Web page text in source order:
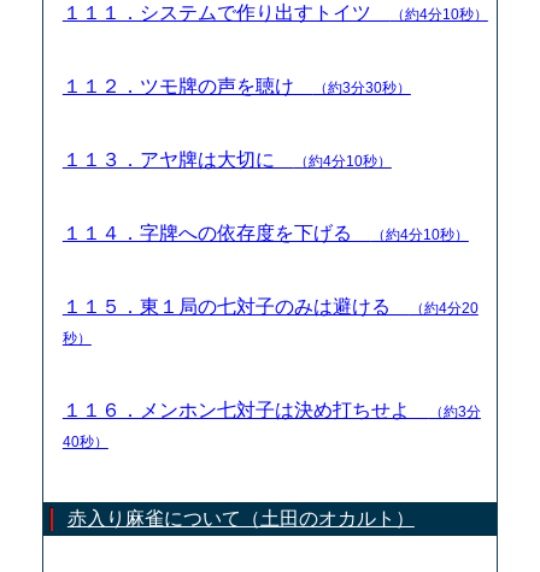
１１１．システムで作り出すトイツ （約4分10秒）
１１２．ツモ牌の声を聴け （約3分30秒）
１１３．アヤ牌は大切に （約4分10秒）
１１４．字牌への依存度を下げる （約4分10秒）
１１５．東１局の七対子のみは避ける
（約4分20
秒）
１１６．メンホン七対子は決め打ちせよ
（約3分
40秒）
赤入り麻雀について（土田のオカルト）